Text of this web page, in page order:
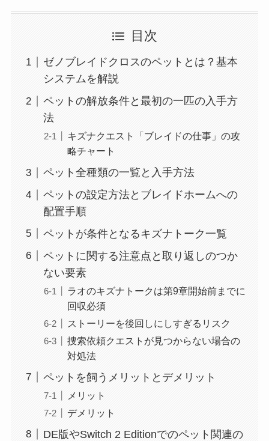
目次
ゼノブレイドクロスのペットとは？基本
システムを解説
ペットの解放条件と最初の一匹の入手方
法
キズナクエスト「ブレイドの仕事」の攻
略チャート
ペット全種類の一覧と入手方法
ペットの設定方法とブレイドホームへの
配置手順
ペットが条件となるキズナトーク一覧
ペットに関する注意点と取り返しのつか
ない要素
ラオのキズナトークは第9章開始前までに
回収必須
ストーリーを後回しにしすぎるリスク
捜索依頼クエストが見つからない場合の
対処法
ペットを飼うメリットとデメリット
メリット
デメリット
DE版やSwitch 2 Editionでのペット関連の